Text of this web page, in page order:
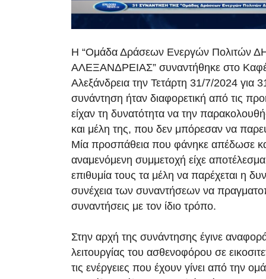
Η “Ομάδα Δράσεων Ενεργών Πολιτών
ΑΛΕΞΑΝΔΡΕΙΑΣ” συναντήθηκε στο
Αλεξάνδρεια την Τετάρτη 31/7/2024 για
συνάντηση ήταν διαφορετική από τις
είχαν τη δυνατότητα να την
και μέλη της, που δεν μπόρεσαν να
Μία προσπάθεια που φάνηκε απέδωσε
αναμενόμενη συμμετοχή είχε
επιθυμία τους τα μέλη να παρέχεται η
συνέχεια των συναντήσεων να
συναντήσεις με τον ίδιο τρόπο.
Στην αρχή της συνάντησης έγινε
λειτουργίας του ασθενοφόρου σε
τις ενέργειες που έχουν γίνει από την